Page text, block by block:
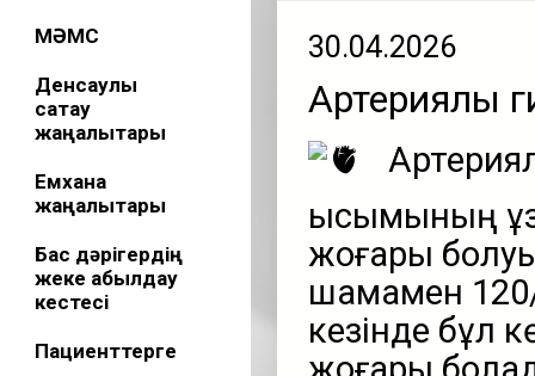
МӘМС
Денсаулық
сақтау
жаңалықтары
Емхана
жаңалықтары
Бас дәрігердің
жеке қабылдау
кестесі
Пациенттерге
30.04.2026
Артериялық
қысымының
жоғары
шамамен
кезінде бұл